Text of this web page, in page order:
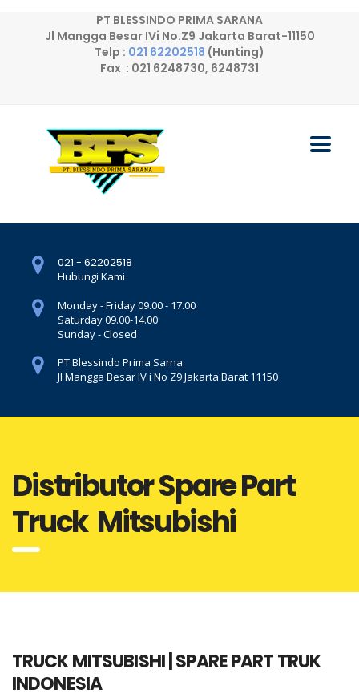
PT BLESSINDO PRIMA SARANA
Jl Mangga Besar IVi No.Z9 Jakarta Barat-11150
Telp : 021 62202518 (Hunting)
Fax : 021 6248730, 6248731
021 - 62202518
Hubungi Kami
Monday - Friday 09.00 - 17.00
Saturday 09.00-14.00
Sunday - Closed
PT Blessindo Prima Sarna
Jl Mangga Besar IV i No Z9 Jakarta Barat 11150
Distributor Spare Part
Truck Mitsubishi
TRUCK MITSUBISHI | SPARE PART TRUK
INDONESIA